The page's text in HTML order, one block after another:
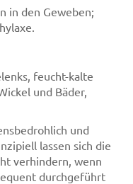
in den Geweben;
feucht-kalte
und Bäder,
und
lassen sich die
verhindern, wenn
durchgeführt